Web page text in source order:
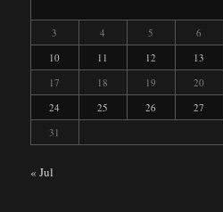
3
4 5 6
10
11 12 13
17
18 19 20
24
25 26 27
31
« Jul